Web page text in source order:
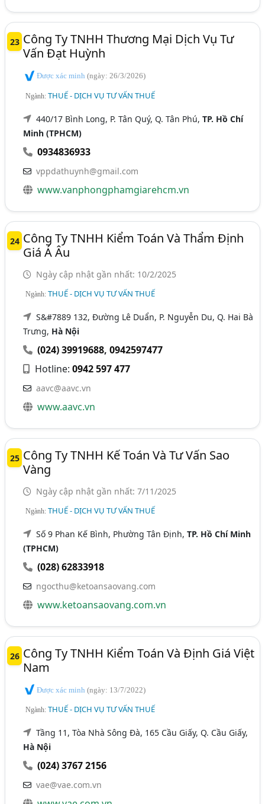
23 Công Ty TNHH Thương Mại Dịch Vụ Tư
Vấn Đạt Huỳnh
Được xác minh(ngày: 26/3/2026)
Ngành:THUẾ - DỊCH VỤ TƯ VẤN THUẾ
440/17 Bình Long, P. Tân Quý, Q. Tân Phú,TP. Hồ Chí
Minh (TPHCM)
0934836933
vppdathuynh@gmail.com
www.vanphongphamgiarehcm.vn
24 Công Ty TNHH Kiểm Toán Và Thẩm Định
Giá Á Âu
Ngày cập nhật gần nhất: 10/2/2025
Ngành:THUẾ - DỊCH VỤ TƯ VẤN THUẾ
S&#7889 132, Đường Lê Duẩn, P. Nguyễn Du, Q. Hai Bà
Trưng, Hà Nội
(024) 39919688,0942597477
Hotline:0942 597 477
aavc@aavc.vn
www.aavc.vn
25 Công Ty TNHH Kế Toán Và Tư Vấn Sao
Vàng
Ngày cập nhật gần nhất: 7/11/2025
Ngành:THUẾ - DỊCH VỤ TƯ VẤN THUẾ
Số 9 Phan Kế Bình, Phường Tân Định,TP. Hồ Chí Minh
(TPHCM)
(028) 62833918
ngocthu@ketoansaovang.com
www.ketoansaovang.com.vn
26 Công Ty TNHH Kiểm Toán Và Định Giá Việt
Nam
Được xác minh(ngày: 13/7/2022)
Ngành:THUẾ - DỊCH VỤ TƯ VẤN THUẾ
Tầng 11, Tòa Nhà Sông Đà, 165 Cầu Giấy, Q. Cầu Giấy,
Hà Nội
(024) 3767 2156
vae@vae.com.vn